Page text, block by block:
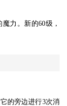
力。新的60级，
的旁边进行3次消